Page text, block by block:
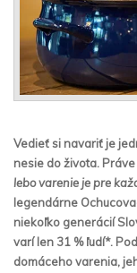
Vedieť si navariť je
nesie do života.
lebo varenie je pre
legendárne
niekoľko generácií
varí len 31 % ľudí*.
domáceho varenia,